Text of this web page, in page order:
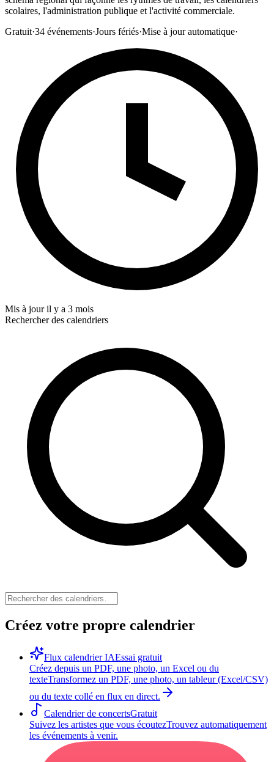
scolaires, l'administration publique et l'activité commerciale.
Gratuit·34 événements·Jours fériés·Mise à jour automatique·
Mis à jour il y a 3 mois
Rechercher des calendriers
Créez votre propre calendrier
Flux calendrier IAEssai gratuit
Créez depuis un PDF, une photo, un Excel ou du
texteTransformez un PDF, une photo, un tableur (Excel/CSV)
ou du texte collé en flux en direct.
Calendrier de concertsGratuit
Suivez les artistes que vous écoutezTrouvez automatiquement
les événements à venir.